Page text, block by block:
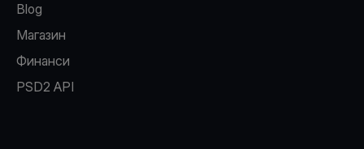
Blog
Магазин
Финанси
PSD2 API